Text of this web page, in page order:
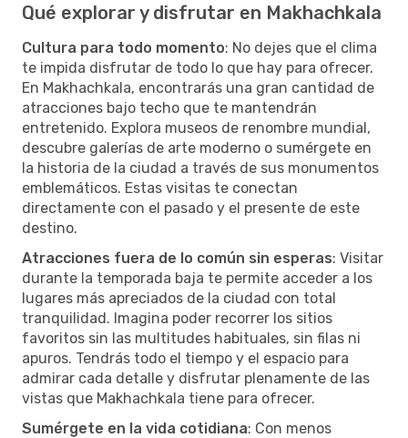
Qué explorar y disfrutar en Makhachkala
Cultura para todo momento: No dejes que el clima
te impida disfrutar de todo lo que hay para ofrecer.
En Makhachkala, encontrarás una gran cantidad de
atracciones bajo techo que te mantendrán
entretenido. Explora museos de renombre mundial,
descubre galerías de arte moderno o sumérgete en
la historia de la ciudad a través de sus monumentos
emblemáticos. Estas visitas te conectan
directamente con el pasado y el presente de este
destino.
Atracciones fuera de lo común sin esperas: Visitar
durante la temporada baja te permite acceder a los
lugares más apreciados de la ciudad con total
tranquilidad. Imagina poder recorrer los sitios
favoritos sin las multitudes habituales, sin filas ni
apuros. Tendrás todo el tiempo y el espacio para
admirar cada detalle y disfrutar plenamente de las
vistas que Makhachkala tiene para ofrecer.
Sumérgete en la vida cotidiana: Con menos